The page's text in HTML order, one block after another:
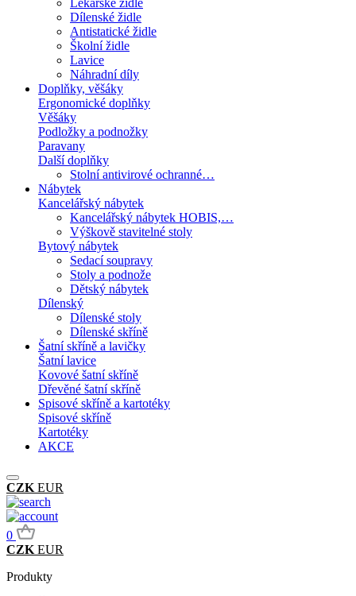
Lékařské židle
Dílenské židle
Antistatické židle
Školní židle
Lavice
Náhradní díly
Doplňky, věšáky
Ergonomické doplňky
Věšáky
Podložky a podnožky
Paravany
Další doplňky
Stolní antivirové ochranné…
Nábytek
Kancelářský nábytek
Kancelářský nábytek HOBIS,…
Výškově stavitelné stoly
Bytový nábytek
Sedací soupravy
Stoly a podnože
Dětský nábytek
Dílenský
Dílenské stoly
Dílenské skříně
Šatní skříně a lavičky
Šatní lavice
Kovové šatní skříně
Dřevěné šatní skříně
Spisové skříně a kartotéky
Spisové skříně
Kartotéky
AKCE
CZK EUR
0
CZK EUR
Produkty